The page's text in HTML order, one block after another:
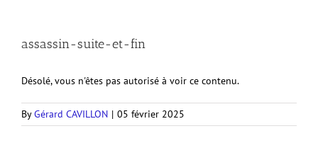
assassin-suite-et-fin
Désolé, vous n'êtes pas autorisé à voir ce contenu.
ByGérard CAVILLON | 05 février 2025